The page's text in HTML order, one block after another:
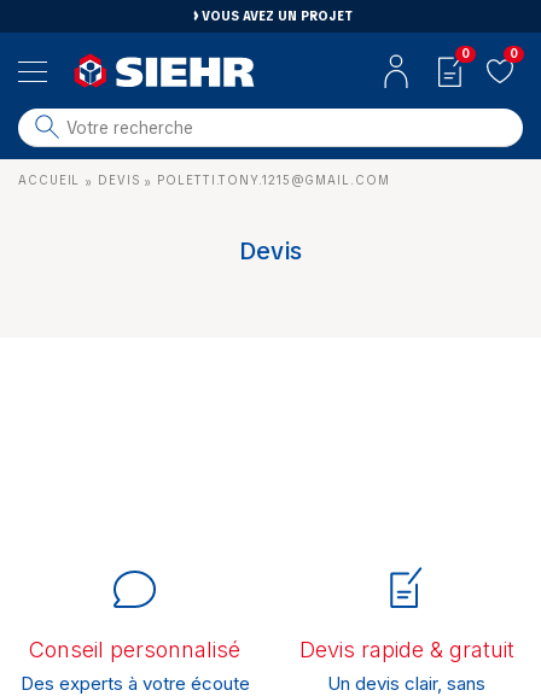
VOUS AVEZ UN PROJET
salle de bain
carrelage
0 0
ACCUEIL » DEVIS » POLETTI.TONY.1215@GMAIL.COM
Devis
Conseil personnalisé
Des experts à votre écoute
Devis rapide & gratuit
Un devis clair, sans